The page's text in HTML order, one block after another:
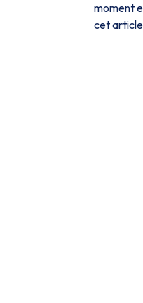
moment
cet article